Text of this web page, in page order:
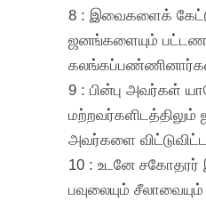
8 : இவைகளைக்
ஜனங்களையும்
9 : பின்பு அவர்கள்
அவர்களை
10 : உடனே சகோதரர்
பவுலையும்